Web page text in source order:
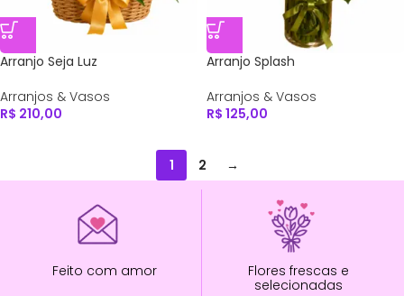
Arranjo Seja Luz
Arranjos & Vasos
R$ 210,00
Arranjo Splash
Arranjos & Vasos
R$ 125,00
1 2 →
Feito com amor
Flores frescas e
selecionadas